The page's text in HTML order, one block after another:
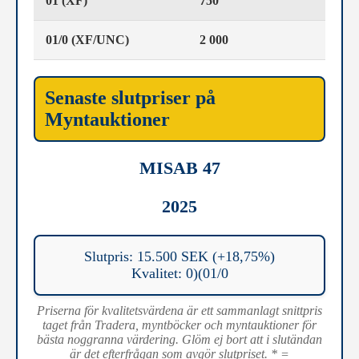
01/0 (XF/UNC) 2 000
Senaste slutpriser på
Myntauktioner
MISAB 47
2025
Slutpris: 15.500 SEK (+18,75%)
Kvalitet: 0)(01/0
Priserna för kvalitetsvärdena är ett sammanlagt snittpris
taget från Tradera, myntböcker och myntauktioner för
bästa noggranna värdering. Glöm ej bort att i slutändan
är det efterfrågan som avgör slutpriset. * =